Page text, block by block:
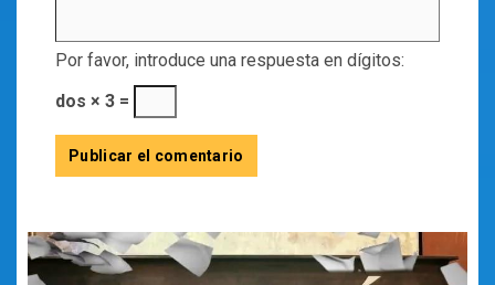
Por favor, introduce una respuesta en dígitos:
dos × 3 =